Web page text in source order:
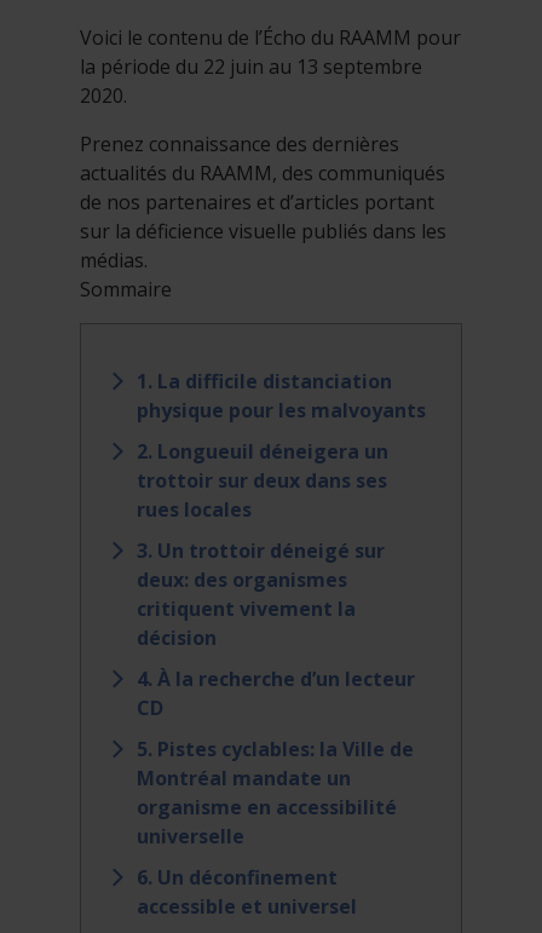
Voici le contenu de l’Écho du RAAMM pour
la période du 22 juin au 13 septembre
2020.
Prenez connaissance des dernières
actualités du RAAMM, des communiqués
de nos partenaires et d’articles portant
sur la déficience visuelle publiés dans les
médias.
Sommaire
1. La difficile distanciation
physique pour les malvoyants
2. Longueuil déneigera un
trottoir sur deux dans ses
rues locales
3. Un trottoir déneigé sur
deux: des organismes
critiquent vivement la
décision
4. À la recherche d’un lecteur
CD
5. Pistes cyclables: la Ville de
Montréal mandate un
organisme en accessibilité
universelle
6. Un déconfinement
accessible et universel